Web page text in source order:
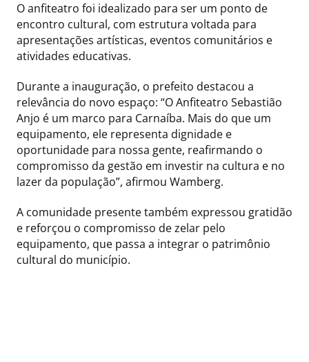
O anfiteatro foi idealizado para ser um ponto de
encontro cultural, com estrutura voltada para
apresentações artísticas, eventos comunitários e
atividades educativas.
Durante a inauguração, o prefeito destacou a
relevância do novo espaço: “O Anfiteatro Sebastião
Anjo é um marco para Carnaíba. Mais do que um
equipamento, ele representa dignidade e
oportunidade para nossa gente, reafirmando o
compromisso da gestão em investir na cultura e no
lazer da população”, afirmou Wamberg.
A comunidade presente também expressou gratidão
e reforçou o compromisso de zelar pelo
equipamento, que passa a integrar o patrimônio
cultural do município.